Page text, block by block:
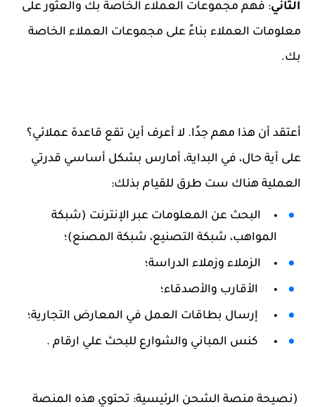
الثاني: فهم مجموعات العملاء الخاصة بك والعثور على
معلومات العملاء بناءً على مجموعات العملاء الخاصة
بك.
أعتقد أن هذا مهم جدًا. لا أعرف أين تقع قاعدة عملائي؟
على أية حال، في البداية، أمارس بشكل أساسي قدرتي
العملية هناك ست طرق للقيام بذلك:
البحث عن المعلومات عبر الإنترنت (شبكة
المواهب، شبكة التصنيع، شبكة المصنع)؛
الزملاء وزملاء الدراسة؛
الأقارب والأصدقاء؛
إرسال بطاقات العمل في المعارض التجارية؛
كنس المباني والشوارع للبحث علي ارقام .
(نصيحة منصة الشحن الرئيسية: تحتوي هذه المنصة